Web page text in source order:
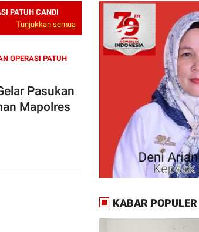
PATUH CANDI
Tunjukkan semua
OPERASI PATUH
Pasukan
Mapolres
KABAR POPULER